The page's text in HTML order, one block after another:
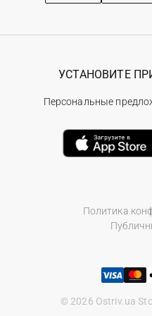
Политика
© 2026 Ostriv.ua
УСТАНОВИТЕ
Персональные